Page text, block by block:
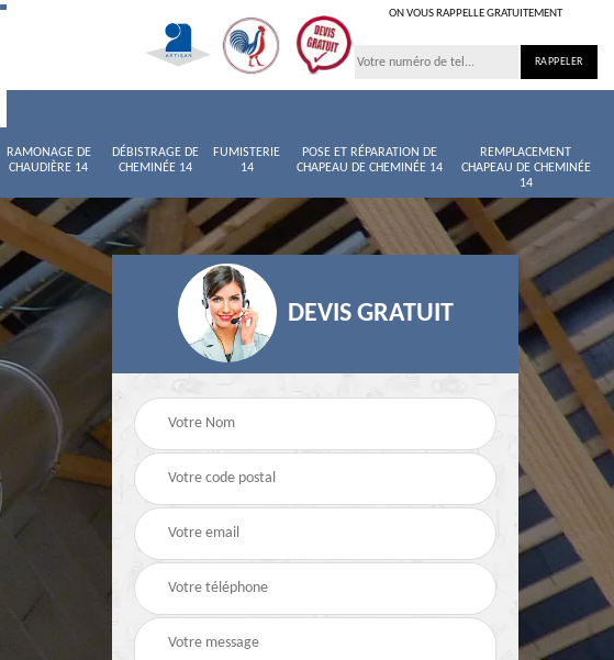
ON VOUS RAPPELLE GRATUITEMENT
RAMONAGE DE
CHAUDIÈRE 14
DÉBISTRAGE DE
CHEMINÉE 14
FUMISTERIE
14
POSE ET RÉPARATION DE
CHAPEAU DE CHEMINÉE 14
REMPLACEMENT
CHAPEAU DE CHEMINÉE
14
de cheminée
14
Entretien de cheminée
Ramoneur 14
DEVIS GRATUIT